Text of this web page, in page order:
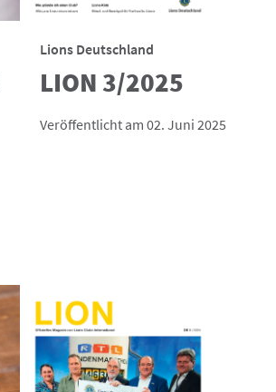
Lions Deutschland
LION 3/2025
Veröffentlicht am 02. Juni 2025